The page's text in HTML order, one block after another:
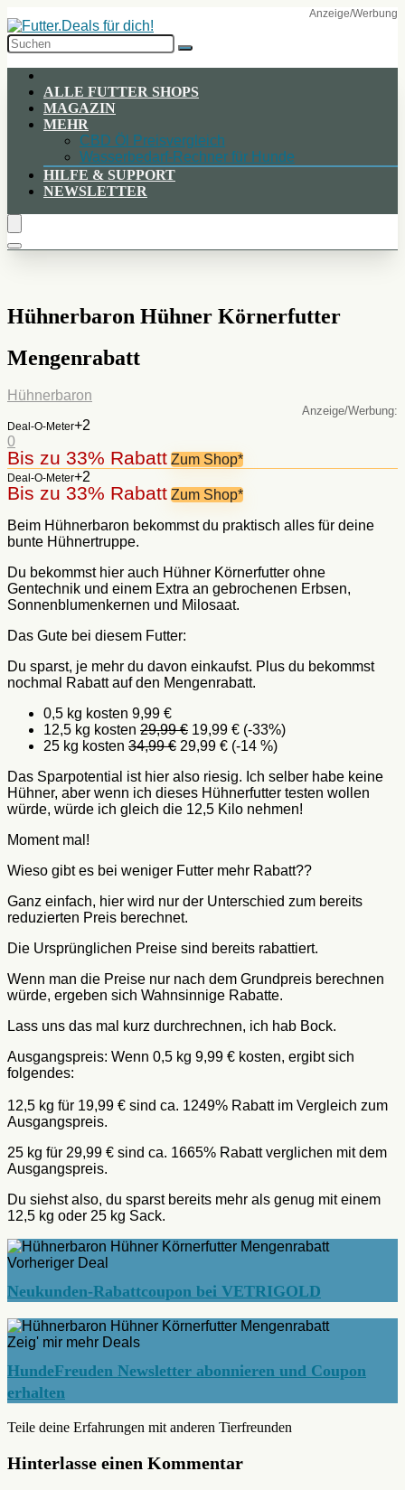
to
Content
ALLE FUTTER SHOPS
MAGAZIN
MEHR
CBD Öl Preisvergleich
Wasserbedarf-Rechner für Hunde
HILFE & SUPPORT
NEWSLETTER
Hühnerbaron Hühner Körnerfutter
Mengenrabatt
Hühnerbaron
:
Deal-O-Meter+2
0
Bis zu 33% Rabatt Zum Shop*
Deal-O-Meter+2
Bis zu 33% Rabatt Zum Shop*
Beim Hühnerbaron bekommst du praktisch alles für deine
bunte Hühnertruppe.
Du bekommst hier auch Hühner Körnerfutter ohne
Gentechnik und einem Extra an gebrochenen Erbsen,
Sonnenblumenkernen und Milosaat.
Das Gute bei diesem Futter:
Du sparst, je mehr du davon einkaufst. Plus du bekommst
nochmal Rabatt auf den Mengenrabatt.
0,5 kg kosten 9,99 €
12,5 kg kosten 29,99 € 19,99 € (-33%)
25 kg kosten 34,99 € 29,99 € (-14 %)
Das Sparpotential ist hier also riesig. Ich selber habe keine
Hühner, aber wenn ich dieses Hühnerfutter testen wollen
würde, würde ich gleich die 12,5 Kilo nehmen!
Moment mal!
Wieso gibt es bei weniger Futter mehr Rabatt??
Ganz einfach, hier wird nur der Unterschied zum bereits
reduzierten Preis berechnet.
Die Ursprünglichen Preise sind bereits rabattiert.
Wenn man die Preise nur nach dem Grundpreis berechnen
würde, ergeben sich Wahnsinnige Rabatte.
Lass uns das mal kurz durchrechnen, ich hab Bock.
Ausgangspreis: Wenn 0,5 kg 9,99 € kosten, ergibt sich
folgendes:
12,5 kg für 19,99 € sind ca. 1249% Rabatt im Vergleich zum
Ausgangspreis.
25 kg für 29,99 € sind ca. 1665% Rabatt verglichen mit dem
Ausgangspreis.
Du siehst also, du sparst bereits mehr als genug mit einem
12,5 kg oder 25 kg Sack.
Vorheriger Deal
Neukunden-Rabattcoupon bei VETRIGOLD
Zeig' mir mehr Deals
HundeFreuden Newsletter abonnieren und Coupon
erhalten
Teile deine Erfahrungen mit anderen Tierfreunden
Hinterlasse einen Kommentar